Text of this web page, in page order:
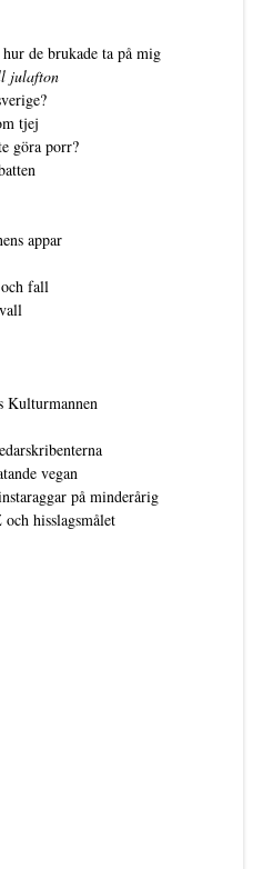
de brukade ta på mig
julafton
tjej
göra porr?
appar
fall
Kulturmannen
vegan
på minderårig
hisslagsmålet